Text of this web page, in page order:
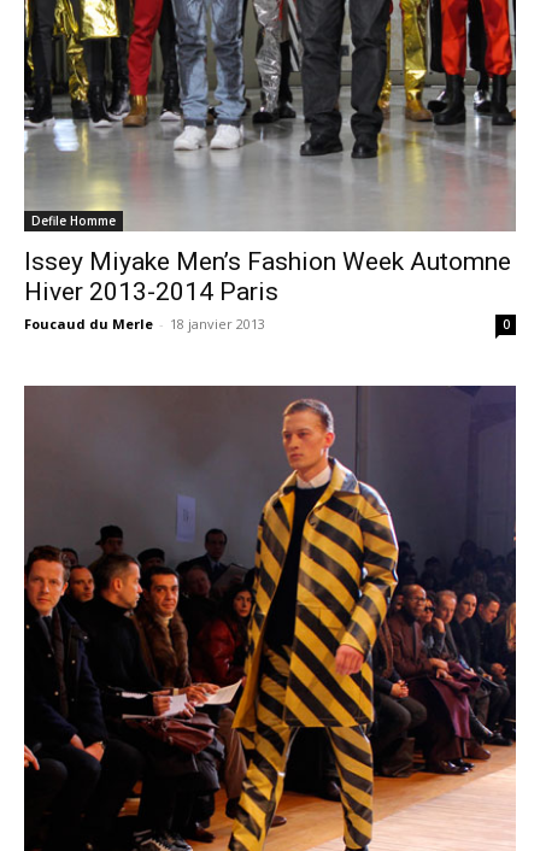
Defile Homme
Issey Miyake Men’s Fashion Week Automne
Hiver 2013-2014 Paris
Foucaud du Merle - 18 janvier 2013 0